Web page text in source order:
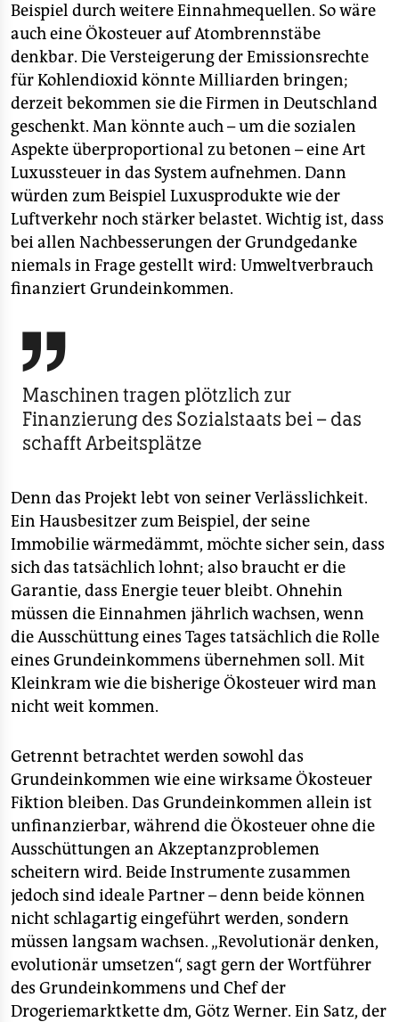
Beispiel durch weitere Einnahmequellen. So wäre
auch eine Ökosteuer auf Atombrennstäbe
denkbar. Die Versteigerung der Emissionsrechte
für Kohlendioxid könnte Milliarden bringen;
derzeit bekommen sie die Firmen in Deutschland
geschenkt. Man könnte auch – um die sozialen
Aspekte überproportional zu betonen – eine Art
Luxussteuer in das System aufnehmen. Dann
würden zum Beispiel Luxusprodukte wie der
Luftverkehr noch stärker belastet. Wichtig ist, dass
bei allen Nachbesserungen der Grundgedanke
niemals in Frage gestellt wird: Umweltverbrauch
finanziert Grundeinkommen.

Maschinen tragen plötzlich zur
Finanzierung des Sozialstaats bei – das
schafft Arbeitsplätze
Denn das Projekt lebt von seiner Verlässlichkeit.
Ein Hausbesitzer zum Beispiel, der seine
Immobilie wärmedämmt, möchte sicher sein, dass
sich das tatsächlich lohnt; also braucht er die
Garantie, dass Energie teuer bleibt. Ohnehin
müssen die Einnahmen jährlich wachsen, wenn
die Ausschüttung eines Tages tatsächlich die Rolle
eines Grundeinkommens übernehmen soll. Mit
Kleinkram wie die bisherige Ökosteuer wird man
nicht weit kommen.
Getrennt betrachtet werden sowohl das
Grundeinkommen wie eine wirksame Ökosteuer
Fiktion bleiben. Das Grundeinkommen allein ist
unfinanzierbar, während die Ökosteuer ohne die
Ausschüttungen an Akzeptanzproblemen
scheitern wird. Beide Instrumente zusammen
jedoch sind ideale Partner – denn beide können
nicht schlagartig eingeführt werden, sondern
müssen langsam wachsen. „Revolutionär denken,
evolutionär umsetzen“, sagt gern der Wortführer
des Grundeinkommens und Chef der
Drogeriemarktkette dm, Götz Werner. Ein Satz, der